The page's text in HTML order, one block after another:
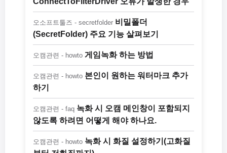
오소프트툴즈 - secretfolder 비밀폴더
(SecretFolder) 주요 기능 살펴보기
오캠관련 - howto 게임녹화 하는 방법
오캠관련 - howto 본인이 원하는 워터마크 추가
하기
오캠관련 - faq 녹화 시 오캠 메인창이 포함되지
않도록 하려면 어떻게 해야 하나요.
오캠관련 - howto 녹화 시 화질 설정하기(고화질